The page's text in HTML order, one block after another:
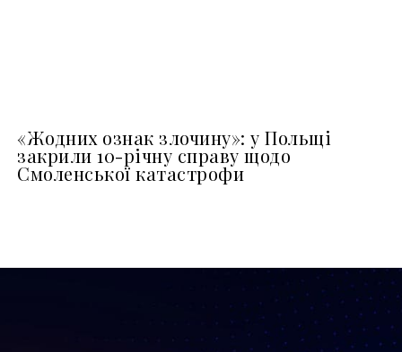
«Жодних ознак злочину»: у Польщі
закрили 10-річну справу щодо
Смоленської катастрофи